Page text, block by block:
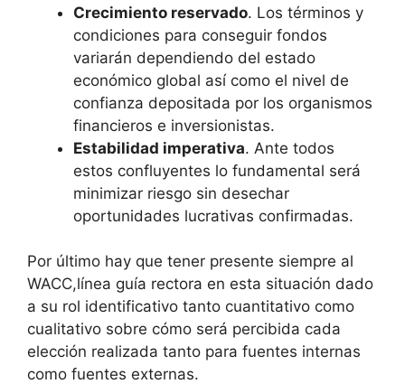
Crecimiento reservado. Los términos y
condiciones para conseguir fondos
variarán dependiendo del estado
económico global así como el nivel de
confianza depositada por los organismos
financieros e inversionistas.
Estabilidad imperativa. Ante todos
estos confluyentes lo fundamental será
minimizar riesgo sin desechar
oportunidades lucrativas confirmadas.
Por último hay que tener presente siempre al
WACC,línea guía rectora en esta situación dado
a su rol identificativo tanto cuantitativo como
cualitativo sobre cómo será percibida cada
elección realizada tanto para fuentes internas
como fuentes externas.